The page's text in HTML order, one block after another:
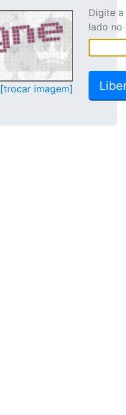
[trocar imagem]
Digite
lado no